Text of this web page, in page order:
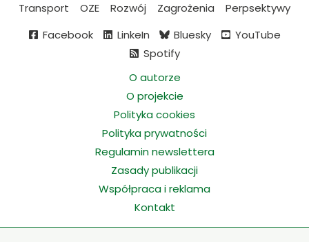
Transport
OZE Rozwój Zagrożenia
Perpsektywy
Facebook
LinkeIn Bluesky
YouTube
Spotify
O autorze
O projekcie
Polityka cookies
Polityka prywatności
Regulamin newslettera
Zasady publikacji
Współpraca i reklama
Kontakt